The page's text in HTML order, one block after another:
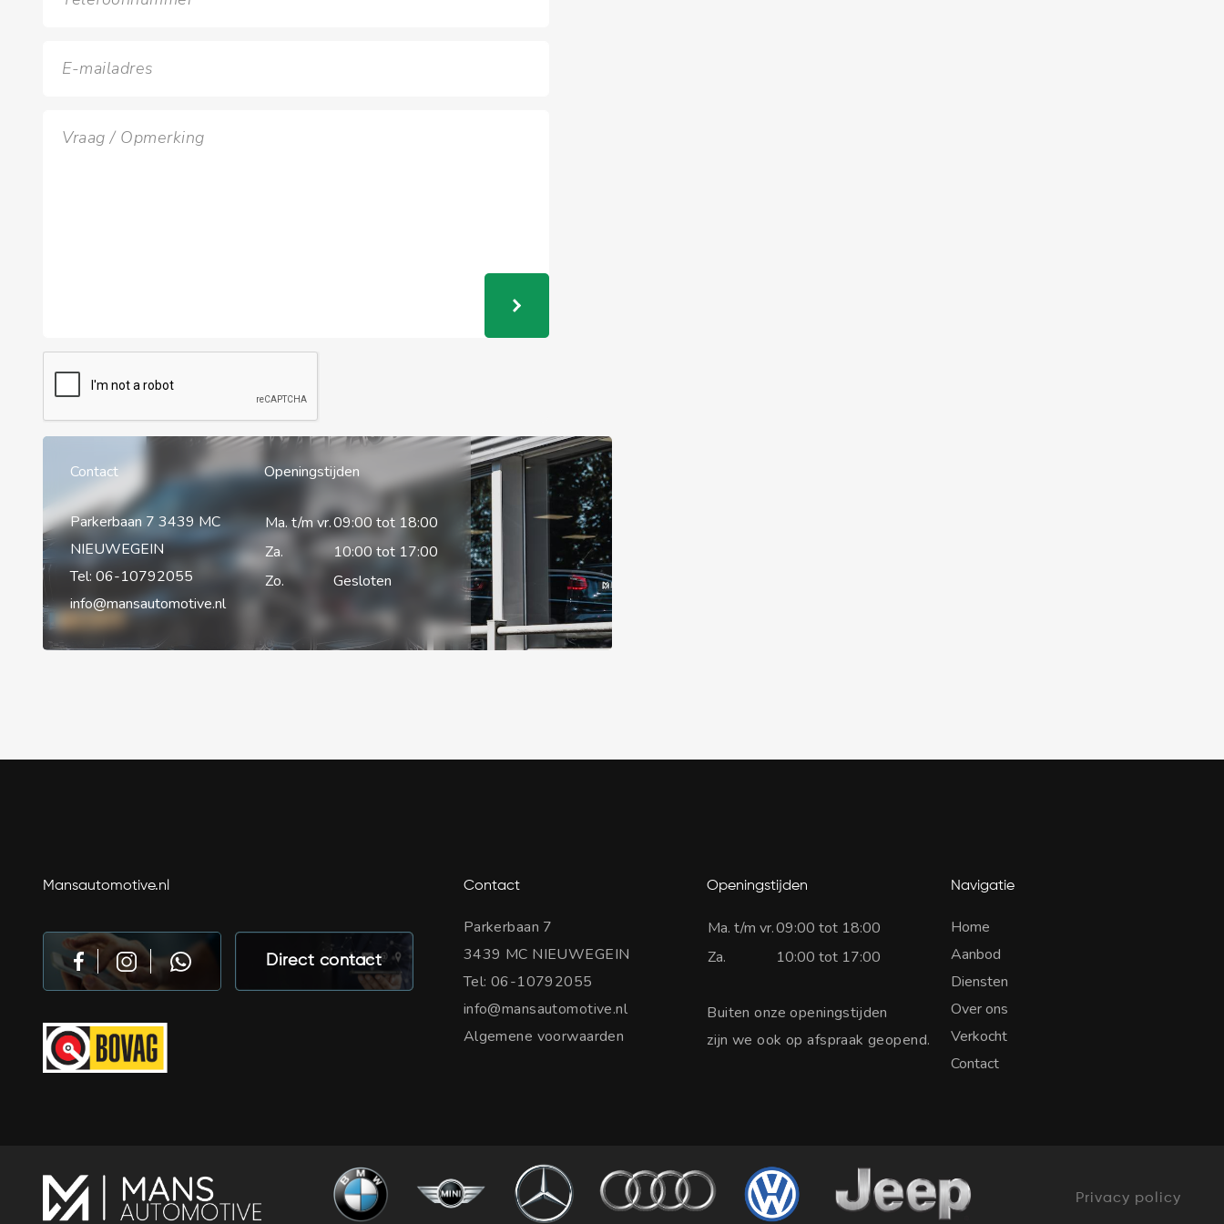
Contact
Parkerbaan 7 3439 MC
NIEUWEGEIN
Tel:06-10792055
info@mansautomotive.nl
Openingstijden
Ma. t/m vr.09:00 tot 18:00
Za.
10:00 tot 17:00
Zo.
Gesloten
Mansautomotive.nl
Direct contact
Contact
Parkerbaan 7
3439 MC NIEUWEGEIN
Tel: 06-10792055
info@mansautomotive.nl
Algemene voorwaarden
Openingstijden
Ma. t/m vr.09:00 tot 18:00
Za.
10:00 tot 17:00
Buiten onze openingstijden
zijn we ook op afspraak geopend.
Navigatie
Home
Aanbod
Diensten
Over ons
Verkocht
Contact
Privacy policy